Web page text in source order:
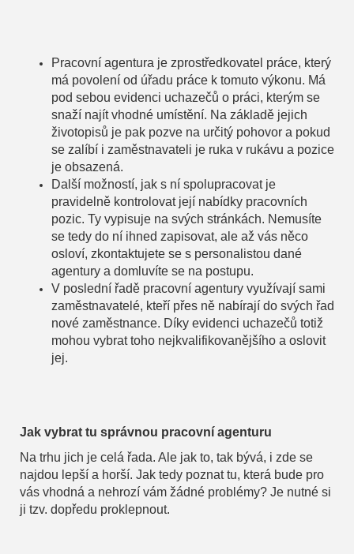
Pracovní agentura je zprostředkovatel práce, který
má povolení od úřadu práce k tomuto výkonu. Má
pod sebou evidenci uchazečů o práci, kterým se
snaží najít vhodné umístění. Na základě jejich
životopisů je pak pozve na určitý pohovor a pokud
se zalíbí i zaměstnavateli je ruka v rukávu a pozice
je obsazená.
Další možností, jak s ní spolupracovat je
pravidelně kontrolovat její nabídky pracovních
pozic. Ty vypisuje na svých stránkách. Nemusíte
se tedy do ní ihned zapisovat, ale až vás něco
osloví, zkontaktujete se s personalistou dané
agentury a domluvíte se na postupu.
V poslední řadě pracovní agentury využívají sami
zaměstnavatelé, kteří přes ně nabírají do svých řad
nové zaměstnance. Díky evidenci uchazečů totiž
mohou vybrat toho nejkvalifikovanějšího a oslovit
jej.
Jak vybrat tu správnou pracovní agenturu
Na trhu jich je celá řada. Ale jak to, tak bývá, i zde se
najdou lepší a horší. Jak tedy poznat tu, která bude pro
vás vhodná a nehrozí vám žádné problémy? Je nutné si
ji tzv. dopředu proklepnout.